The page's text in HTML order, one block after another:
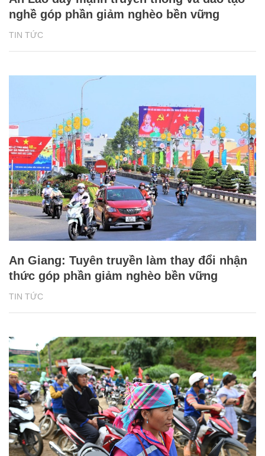
TIN TỨC
nghề góp phần giảm nghèo bền vững
TIN TỨC
An Giang: Tuyên truyền làm thay đổi nhận
thức góp phần giảm nghèo bền vững